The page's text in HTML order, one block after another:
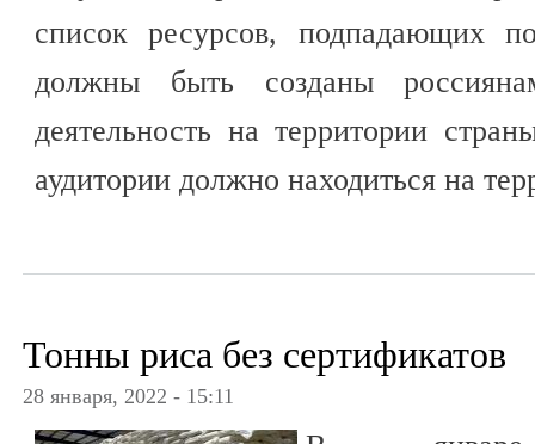
список ресурсов, подпадающих
должны быть созданы
деятельность на территории
аудитории должно находиться на
Тонны риса без сертификатов
28 января, 2022 - 15:11